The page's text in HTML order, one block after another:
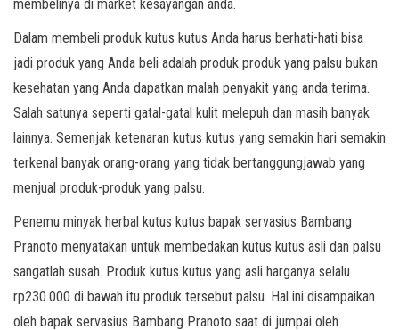
membelinya di market kesayangan anda.
Dalam membeli produk kutus kutus Anda harus berhati-hati bisa
jadi produk yang Anda beli adalah produk produk yang palsu bukan
kesehatan yang Anda dapatkan malah penyakit yang anda terima.
Salah satunya seperti gatal-gatal kulit melepuh dan masih banyak
lainnya. Semenjak ketenaran kutus kutus yang semakin hari semakin
terkenal banyak orang-orang yang tidak bertanggungjawab yang
menjual produk-produk yang palsu.
Penemu minyak herbal kutus kutus bapak servasius Bambang
Pranoto menyatakan untuk membedakan kutus kutus asli dan palsu
sangatlah susah. Produk kutus kutus yang asli harganya selalu
rp230.000 di bawah itu produk tersebut palsu. Hal ini disampaikan
oleh bapak servasius Bambang Pranoto saat di jumpai oleh